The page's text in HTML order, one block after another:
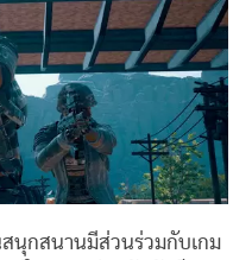
สนุกสนานมีส่วนร่วมกับเกม